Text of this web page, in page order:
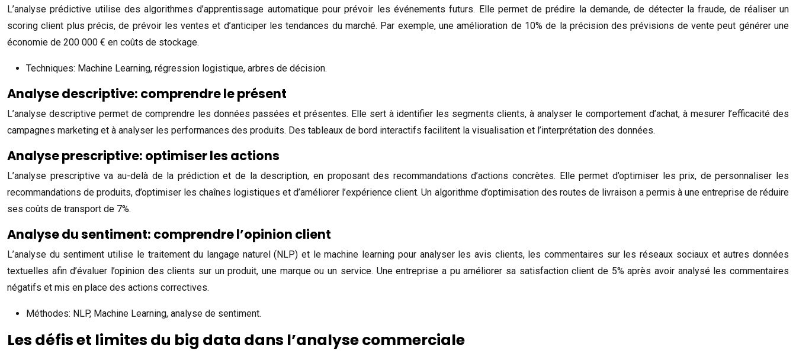
L’analyse prédictive utilise des algorithmes d’apprentissage automatique pour prévoir les événements futurs. Elle permet de prédire la demande, de détecter la fraude, de réaliser un
scoring client plus précis, de prévoir les ventes et d’anticiper les tendances du marché. Par exemple, une amélioration de 10% de la précision des prévisions de vente peut générer une
économie de 200 000 € en coûts de stockage.
Techniques: Machine Learning, régression logistique, arbres de décision.
Analyse descriptive: comprendre le présent
L’analyse descriptive permet de comprendre les données passées et présentes. Elle sert à identifier les segments clients, à analyser le comportement d’achat, à mesurer l’efficacité des
campagnes marketing et à analyser les performances des produits. Des tableaux de bord interactifs facilitent la visualisation et l’interprétation des données.
Analyse prescriptive: optimiser les actions
L’analyse prescriptive va au-delà de la prédiction et de la description, en proposant des recommandations d’actions concrètes. Elle permet d’optimiser les prix, de personnaliser les
recommandations de produits, d’optimiser les chaînes logistiques et d’améliorer l’expérience client. Un algorithme d’optimisation des routes de livraison a permis à une entreprise de réduire
ses coûts de transport de 7%.
Analyse du sentiment: comprendre l’opinion client
L’analyse du sentiment utilise le traitement du langage naturel (NLP) et le machine learning pour analyser les avis clients, les commentaires sur les réseaux sociaux et autres données
textuelles afin d’évaluer l’opinion des clients sur un produit, une marque ou un service. Une entreprise a pu améliorer sa satisfaction client de 5% après avoir analysé les commentaires
négatifs et mis en place des actions correctives.
Méthodes: NLP, Machine Learning, analyse de sentiment.
Les défis et limites du big data dans l’analyse commerciale